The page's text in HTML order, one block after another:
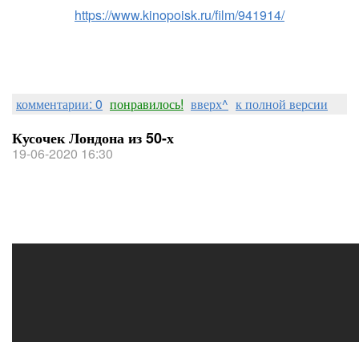
https://www.kinopoisk.ru/film/941914/
комментарии: 0 понравилось! вверх^ к полной версии
Кусочек Лондона из 50-х
19-06-2020 16:30